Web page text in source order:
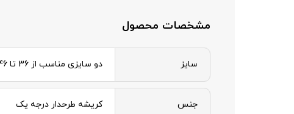
مشخصات محصول
سایز دو سایزی مناسب از 36 تا 46
جنس کریشه طرحدار درجه یک